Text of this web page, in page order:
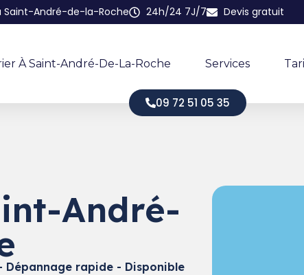
Saint-André-de-la-Roche 24h/24 7J/7 Devis gratuit
À Saint-André-De-La-Roche Services
09 72 51 05 35
André-
rapide - Disponible